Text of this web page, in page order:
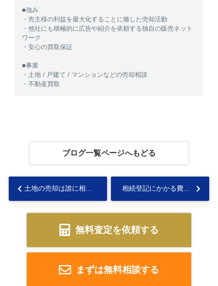
■強み
・売主様の利益を最大化することに徹した売却活動
・他社にも積極的に広告や紹介を依頼する独自の販売ネット
ワーク
・安心の買取保証
■事業
・土地 / 戸建て / マンションなどの売却相談
・不動産買取
ブログ一覧ページへもどる
土地の売却は誰に相談する？適切な専門家についても解説... 相続登記にかかる費用は経費にできる？売却時の注意点についても解説...
無料査定を依頼する
まずは無料相談する